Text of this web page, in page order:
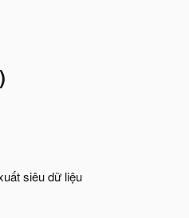
siêu dữ liệu